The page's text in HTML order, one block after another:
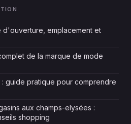
d'ouverture, emplacement et
de la marque de mode
guide pratique pour comprendre
aux champs-elysées :
shopping